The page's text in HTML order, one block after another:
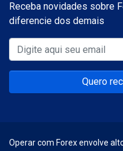
Receba novidades sobre
diferencie dos demais
Quero
Operar com Forex envolve